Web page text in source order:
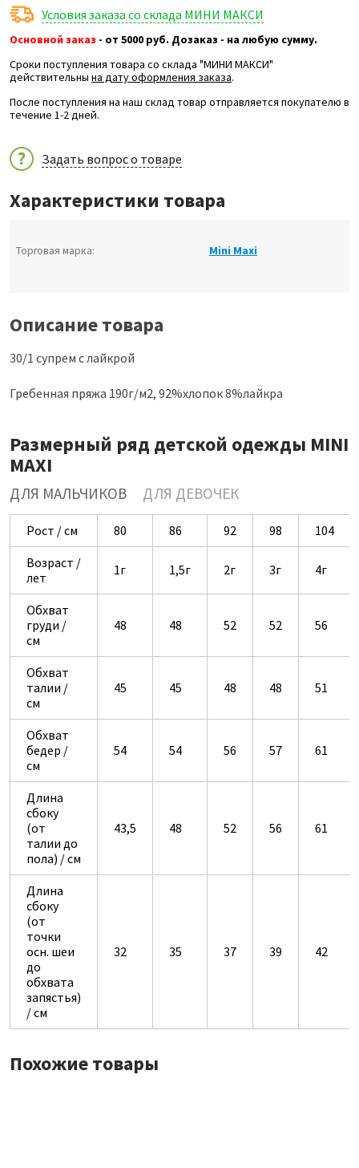
Условия заказа со склада МИНИ МАКСИ
Основной заказ - от 5000 руб. Дозаказ - на любую сумму.
Сроки поступления товара со склада "МИНИ МАКСИ"
действительны на дату оформления заказа.
После поступления на наш склад товар отправляется покупателю в
течение 1-2 дней.
Задать вопрос о товаре
Характеристики товара
Торговая марка: Mini Maxi
Описание товара
30/1 супрем с лайкрой
Гребенная пряжа 190г/м2, 92%хлопок 8%лайкра
Размерный ряд детской одежды MINI
MAXI
ДЛЯ МАЛЬЧИКОВ ДЛЯ ДЕВОЧЕК
Рост / см 80 86 92 98
104
Возраст /
лет
1г 1,5г 2г 3г 4г
Обхват
груди /
см
48 48 52 52 56
Обхват
талии /
см
45 45 48 48 51
Обхват
бедер /
см
54 54 56 57 61
Длина
сбоку
(от
талии до
пола) / см
43,5 48 52 56 61
Длина
сбоку
(от
точки
осн. шеи
до
обхвата
запястья)
/ см
32 35 37 39 42
Похожие товары